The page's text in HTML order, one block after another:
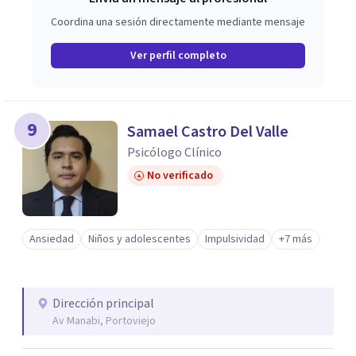
Coordina una sesión directamente mediante mensaje
Ver perfil completo
9 Samael Castro Del Valle
Psicólogo Clínico
No verificado
Ansiedad Niños y adolescentes Impulsividad +7 más
Dirección principal
Av Manabi, Portoviejo